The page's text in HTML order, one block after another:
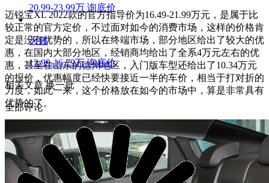
迈锐宝XL 2022款的官方指导价为16.49-21.99万元，是属于比
较正常的官方定价，不过面对如今的消费市场，这样的价格肯
定是没有优势的，所以在终端市场，部分地区给出了较大的优
惠，在国内大部分地区，经销商均给出了全系4万元左右的优
惠，甚至在山东的德州地区，入门版车型还给出了10.34万元
的报价，优惠幅度已经快要接近一半的车价，相当于打对折的
力度，如此一来，这个价格放在如今的市场中，算是非常具有
优势的了。
20.99-23.99万 询底价
天籁
13.99-16.79万 询底价
相关文章换一批
全部评论